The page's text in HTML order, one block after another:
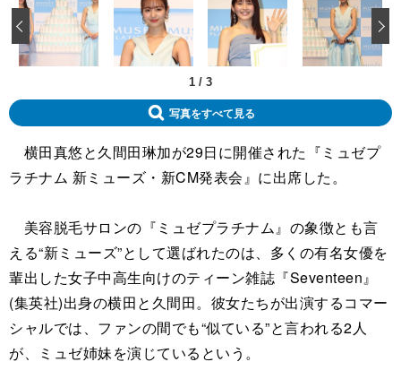
1 / 3
‹
写真をすべて見る
横田真悠と久間田琳加が29日に開催された『ミュゼプ
ラチナム 新ミューズ・新CM発表会』に出席した。
美容脱毛サロンの『ミュゼプラチナム』の象徴とも言
える“新ミューズ”として選ばれたのは、多くの有名女優を
輩出した女子中高生向けのティーン雑誌『Seventeen』
(集英社)出身の横田と久間田。彼女たちが出演するコマー
シャルでは、ファンの間でも“似ている”と言われる2人
が、ミュゼ姉妹を演じているという。